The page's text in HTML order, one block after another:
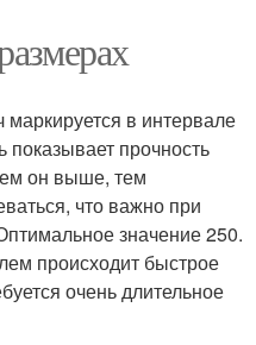
маркируется в интервале
показывает прочность
он выше, тем
что важно при
значение 250.
происходит быстрое
очень длительное